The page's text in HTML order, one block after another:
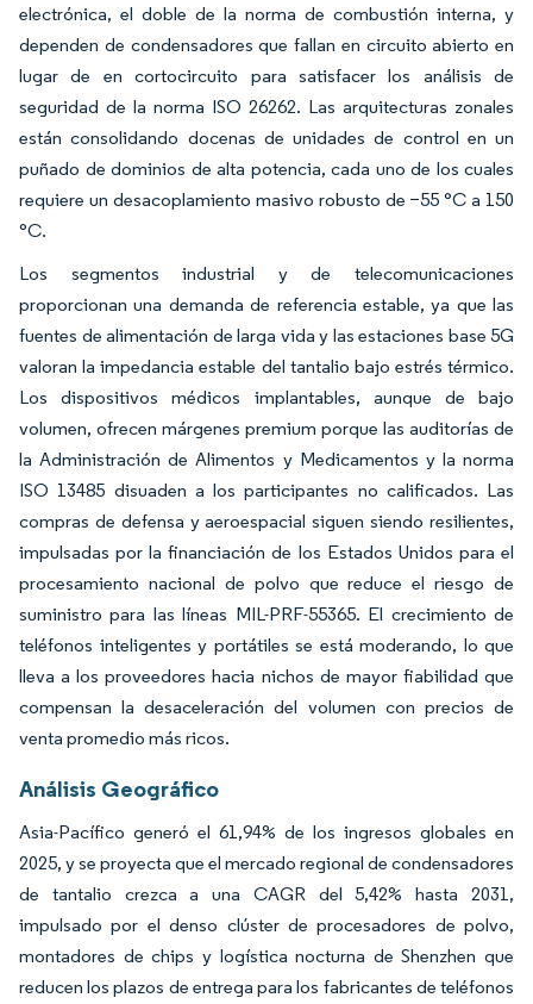
electrónica, el doble de la norma de combustión interna, y
dependen de condensadores que fallan en circuito abierto en
lugar de en cortocircuito para satisfacer los análisis de
seguridad de la norma ISO 26262. Las arquitecturas zonales
están consolidando docenas de unidades de control en un
puñado de dominios de alta potencia, cada uno de los cuales
requiere un desacoplamiento masivo robusto de −55 °C a 150
°C.
Los segmentos industrial y de telecomunicaciones
proporcionan una demanda de referencia estable, ya que las
fuentes de alimentación de larga vida y las estaciones base 5G
valoran la impedancia estable del tantalio bajo estrés térmico.
Los dispositivos médicos implantables, aunque de bajo
volumen, ofrecen márgenes premium porque las auditorías de
la Administración de Alimentos y Medicamentos y la norma
ISO 13485 disuaden a los participantes no calificados. Las
compras de defensa y aeroespacial siguen siendo resilientes,
impulsadas por la financiación de los Estados Unidos para el
procesamiento nacional de polvo que reduce el riesgo de
suministro para las líneas MIL-PRF-55365. El crecimiento de
teléfonos inteligentes y portátiles se está moderando, lo que
lleva a los proveedores hacia nichos de mayor fiabilidad que
compensan la desaceleración del volumen con precios de
venta promedio más ricos.
Análisis Geográfico
Asia-Pacífico generó el 61,94% de los ingresos globales en
2025, y se proyecta que el mercado regional de condensadores
de tantalio crezca a una CAGR del 5,42% hasta 2031,
impulsado por el denso clúster de procesadores de polvo,
montadores de chips y logística nocturna de Shenzhen que
reducen los plazos de entrega para los fabricantes de teléfonos